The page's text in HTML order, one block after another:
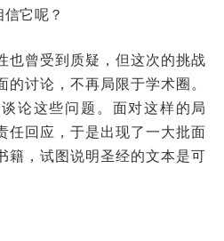
它呢？
也曾受到质疑，但这次的挑战
讨论，不再局限于学术圈。
论这些问题。面对这样的局
任回应，于是出现了一大批面
籍，试图说明圣经的文本是可